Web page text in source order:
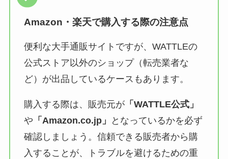
Amazon・楽天で購入する際の注意点
便利な大手通販サイトですが、WATTLEの
公式ストア以外のショップ（転売業者な
ど）が出品しているケースもあります。
購入する際は、販売元が「WATTLE公式」
や 「Amazon.co.jp」
となっているかを必ず
確認しましょう。信頼できる販売者から購
入することが、トラブルを避けるための重